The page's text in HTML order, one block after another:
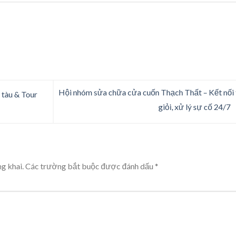
tàu & Tour
Hội nhóm sửa chữa cửa cuốn Thạch Thất – Kết
giỏi, xử lý sự cố 24/7
khai.Các trường bắt buộc được đánh dấu *